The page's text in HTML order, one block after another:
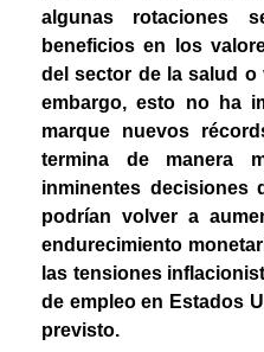
algunas rotaciones
beneficios en los
del sector de la salud o
embargo, esto no ha
marque nuevos
termina de manera
inminentes decisiones
podrían volver a
endurecimiento
las tensiones
de empleo en Estados
previsto.